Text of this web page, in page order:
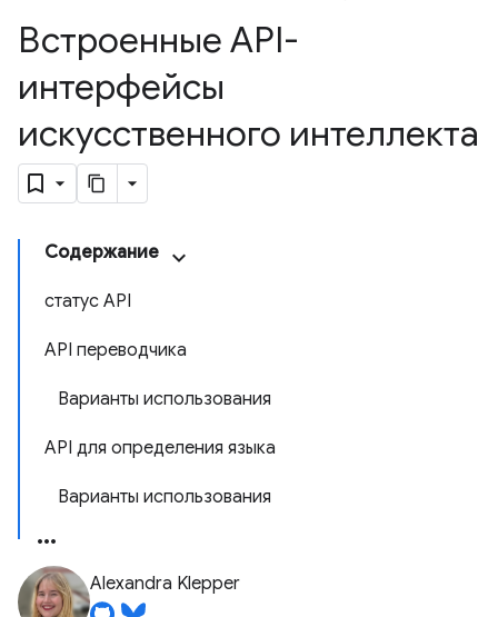
Встроенные API-
интерфейсы
искусственного интеллекта
Содержание
статус API
API переводчика
Варианты использования
API для определения языка
Варианты использования
Alexandra Klepper